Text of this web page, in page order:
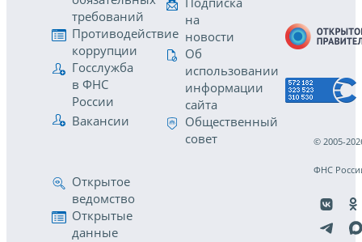
требований
Противодействие
коррупции
Госслужба
в ФНС
России
Вакансии
на
новости
Об
использовании
информации
сайта
Общественный
совет
Открытое
ведомство
Открытые
данные
© 2005-
ФНС